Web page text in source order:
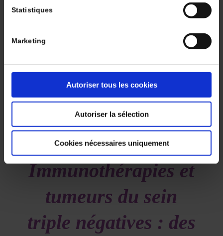
Statistiques
Marketing
Autoriser tous les cookies
Autoriser la sélection
Cookies nécessaires uniquement
Stade IV
nivolumab seul, voire par nivolumab plus ipilimumab
suivi du nivolumab en entretien, plutôt que la
surveillance seule est recommandé.
Immunothérapies et
tumeurs du sein
triple négatives : des